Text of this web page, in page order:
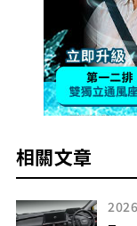
相關文章